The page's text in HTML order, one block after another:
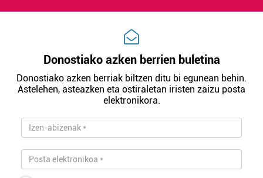
Donostiako azken berrien buletina
Donostiako azken berriak biltzen ditu bi egunean behin.
Astelehen, asteazken eta ostiraletan iristen zaizu posta
elektronikora.